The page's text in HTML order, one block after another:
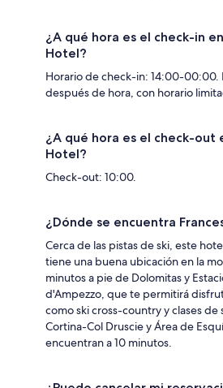
¿A qué hora es el check-in
Hotel?
Horario de check-in: 14:00-00:00.
después de hora, con horario
¿A qué hora es el check-out
Hotel?
Check-out: 10:00.
¿Dónde se encuentra
Cerca de las pistas de ski, este
tiene una buena ubicación en la
minutos a pie de Dolomitas y
d'Ampezzo, que te permitirá
como ski cross-country y clases
Cortina-Col Druscie y Área de
encuentran a 10 minutos.